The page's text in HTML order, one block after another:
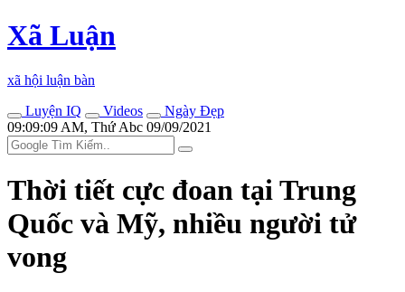
Xã Luận
xã hội luận bàn
Luyện IQ
Videos
Ngày Đẹp
09:09:09 AM, Thứ Abc 09/09/2021
Thời tiết cực đoan tại Trung
Quốc và Mỹ, nhiều người t‌ử
von‌g